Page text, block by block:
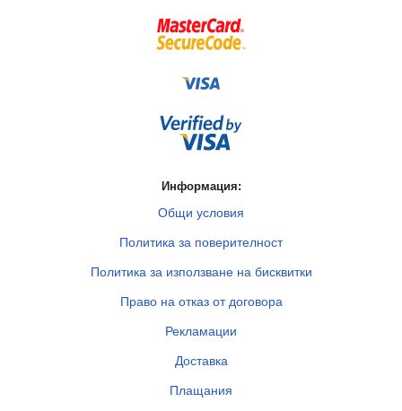
Информация:
Общи условия
Политика за поверителност
Политика за използване на бисквитки
Право на отказ от договора
Рекламации
Доставка
Плащания